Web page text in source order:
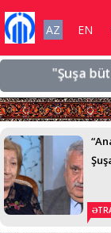
AZ EN
"Şuşa